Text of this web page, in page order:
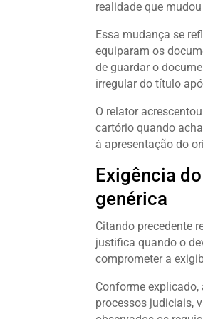
realidade que
Essa mudança se
equiparam os
de guardar o
irregular do título
O relator
cartório quando
à apresentação do
Exigência
genérica
Citando precedente
justifica quando o
comprometer a
Conforme
processos judiciais,